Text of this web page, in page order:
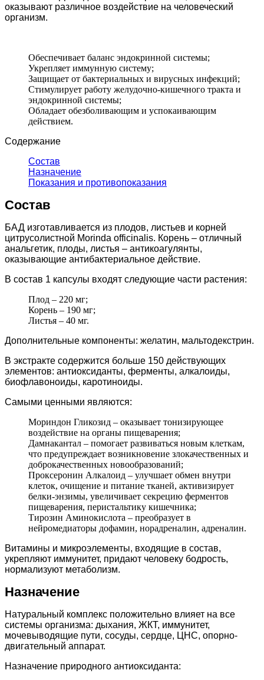
оказывают различное воздействие на человеческий
организм.
Обеспечивает баланс эндокринной системы;
Укрепляет иммунную систему;
Защищает от бактериальных и вирусных инфекций;
Стимулирует работу желудочно-кишечного тракта и
эндокринной системы;
Обладает обезболивающим и успокаивающим
действием.
Содержание
Состав
Назначение
Показания и противопоказания
Состав
БАД изготавливается из плодов, листьев и корней
цитрусолистной Morinda officinalis. Корень – отличный
анальгетик, плоды, листья – антикоагулянты,
оказывающие антибактериальное действие.
В состав 1 капсулы входят следующие части растения:
Плод – 220 мг;
Корень – 190 мг;
Листья – 40 мг.
Дополнительные компоненты: желатин, мальтодекстрин.
В экстракте содержится больше 150 действующих
элементов: антиоксиданты, ферменты, алкалоиды,
биофлавоноиды, каротиноиды.
Самыми ценными являются:
Мориндон Гликозид – оказывает тонизирующее
воздействие на органы пищеварения;
Дамнакантал – помогает развиваться новым клеткам,
что предупреждает возникновение злокачественных и
доброкачественных новообразований;
Проксеронин Алкалоид – улучшает обмен внутри
клеток, очищение и питание тканей, активизирует
белки-энзимы, увеличивает секрецию ферментов
пищеварения, перистальтику кишечника;
Тирозин Аминокислота – преобразует в
нейромедиаторы дофамин, норадреналин, адреналин.
Витамины и микроэлементы, входящие в состав,
укрепляют иммунитет, придают человеку бодрость,
нормализуют метаболизм.
Назначение
Натуральный комплекс положительно влияет на все
системы организма: дыхания, ЖКТ, иммунитет,
мочевыводящие пути, сосуды, сердце, ЦНС, опорно-
двигательный аппарат.
Назначение природного антиоксиданта: